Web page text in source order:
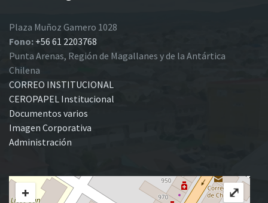
Plaza Muñoz Gamero 1028
Fono: +56 61 2203768
Punta Arenas, Región de Magallanes y de la Antártica
Chilena
CORREO INSTITUCIONAL
CEROPAPEL Institucional
Documentos varios
Imagen Corporativa
Administración
+
⤢